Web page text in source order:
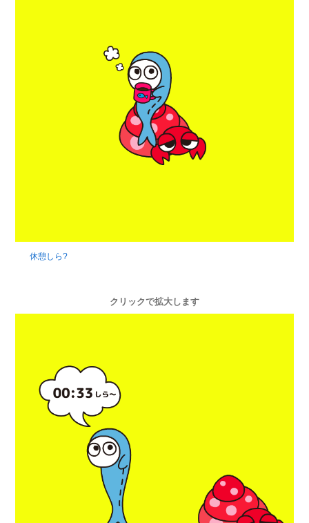
休憩しら?
クリックで拡大します